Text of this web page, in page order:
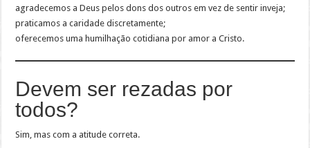
agradecemos a Deus pelos dons dos outros em vez de sentir inveja;
praticamos a caridade discretamente;
oferecemos uma humilhação cotidiana por amor a Cristo.
Devem ser rezadas por
todos?
Sim, mas com a atitude correta.